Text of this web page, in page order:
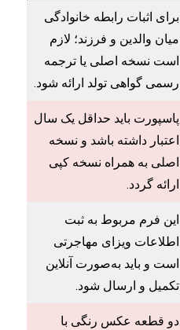
برای اثبات رابطه خانوادگی
میان والدین و فرزند؛ لازم
است نسخه اصلی یا ترجمه
رسمی گواهی تولد ارائه شود.
پاسپورت باید حداقل یک سال
اعتبار داشته باشد و نسخه
اصلی به همراه نسخه کپی
ارائه گردد.
این فرم مربوط به ثبت
اطلاعات ویزای مهاجرتی
است و باید به‌صورت آنلاین
تکمیل و ارسال شود.
دو قطعه عکس رنگی با